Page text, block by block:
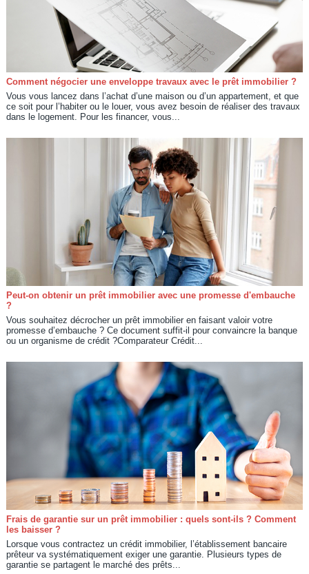
Comment négocier une enveloppe travaux avec le prêt immobilier ?
Vous vous lancez dans l’achat d’une maison ou d’un appartement, et que
ce soit pour l’habiter ou le louer, vous avez besoin de réaliser des travaux
dans le logement. Pour les financer, vous...
Peut-on obtenir un prêt immobilier avec une promesse d'embauche
?
Vous souhaitez décrocher un prêt immobilier en faisant valoir votre
promesse d’embauche ? Ce document suffit-il pour convaincre la banque
ou un organisme de crédit ?Comparateur Crédit...
Frais de garantie sur un prêt immobilier : quels sont-ils ? Comment
les baisser ?
Lorsque vous contractez un crédit immobilier, l’établissement bancaire
prêteur va systématiquement exiger une garantie. Plusieurs types de
garantie se partagent le marché des prêts...